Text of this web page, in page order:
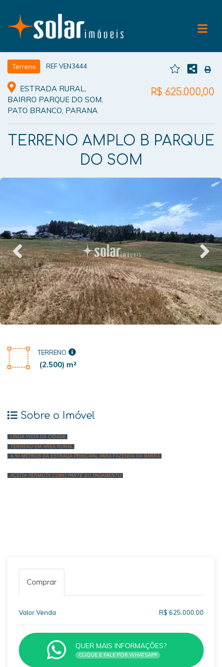
Terreno REF VEN3444
ESTRADA RURAL,
BAIRRO PARQUE DO SOM,
PATO BRANCO, PARANA
R$ 625.000,00
TERRENO AMPLO B PARQUE
DO SOM
TERRENO
(2.500) m²
Sobre o Imóvel
- LINDA VISTA DA CIDADE.
- TERRENO EM ÁREA RURAL.
- Á 50 METROS DA ESTRADA PRINCIPAL PARA FAZENDA DA BARRA.
- ACEITA PERMUTA COMO PARTE DO PAGAMENTO.
Comprar
Valor Venda R$ 625.000,00
QUER MAIS INFORMAÇÕES?
CLIQUE E FALE POR WHATSAPP